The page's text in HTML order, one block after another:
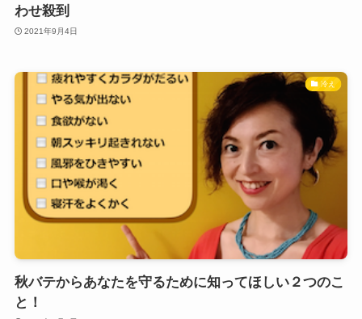
わせ殺到
2021年9月4日
冷え
秋バテからあなたを守るために知ってほしい２つのこ
と！